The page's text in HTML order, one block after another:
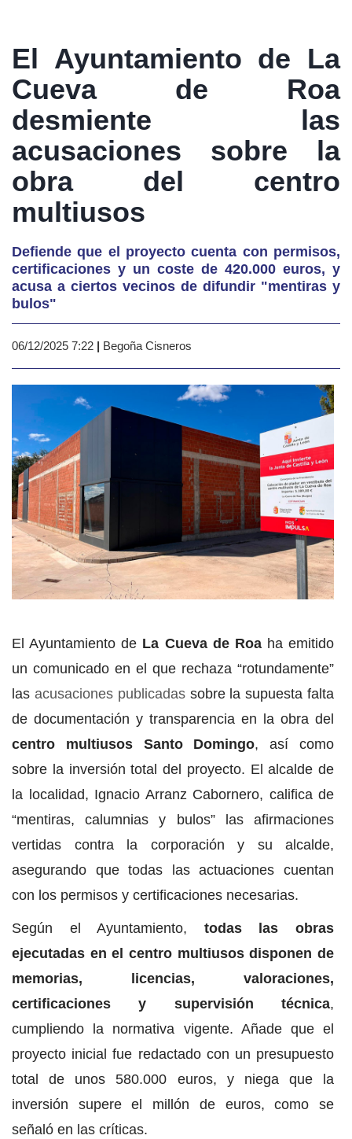
El Ayuntamiento de La
Cueva de Roa
desmiente las
acusaciones sobre la
obra del centro
multiusos
Defiende que el proyecto cuenta con permisos,
certificaciones y un coste de 420.000 euros, y
acusa a ciertos vecinos de difundir "mentiras y
bulos"
06/12/2025 7:22 | Begoña Cisneros
El Ayuntamiento de La Cueva de Roa ha emitido
un comunicado en el que rechaza “rotundamente”
las acusaciones publicadassobre la supuesta falta
de documentación y transparencia en la obra del
centro multiusos Santo Domingo, así como
sobre la inversión total del proyecto. El alcalde de
la localidad, Ignacio Arranz Cabornero, califica de
“mentiras, calumnias y bulos” las afirmaciones
vertidas contra la corporación y su alcalde,
asegurando que todas las actuaciones cuentan
con los permisos y certificaciones necesarias.
Según el Ayuntamiento, todas las obras
ejecutadas en el centro multiusos disponen de
memorias, licencias, valoraciones,
certificaciones y supervisión técnica,
cumpliendo la normativa vigente. Añade que el
proyecto inicial fue redactado con un presupuesto
total de unos 580.000 euros, y niega que la
inversión supere el millón de euros, como se
señaló en las críticas.